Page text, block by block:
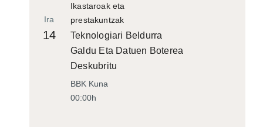
Ikastaroak eta
prestakuntzak
Ira
14
Teknologiari Beldurra
Galdu Eta Datuen Boterea
Deskubritu
BBK Kuna
00:00h